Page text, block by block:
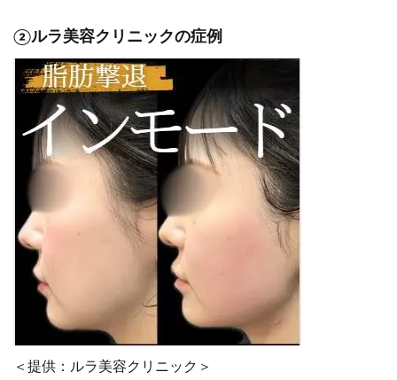
②ルラ美容クリニックの症例
＜提供：ルラ美容クリニック＞